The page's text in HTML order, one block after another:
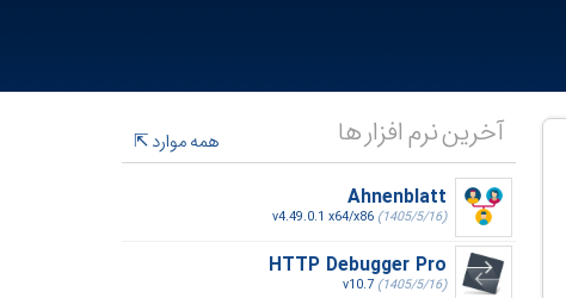
آخرین نرم افزار ها
همه موارد
Ahnenblatt
v4.49.0.1 x64/x86 (1405/5/16)
HTTP Debugger Pro
v10.7 (1405/5/16)